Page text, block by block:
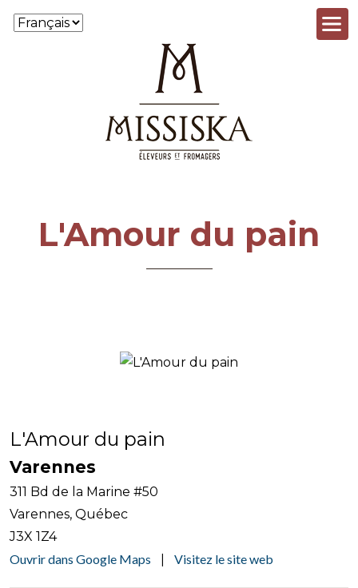
Aller au contenu principal
L'Amour du pain
L'Amour du pain
Varennes
311 Bd de la Marine #50
Varennes, Québec
J3X 1Z4
Ouvrir dans Google Maps
Visitez le site web